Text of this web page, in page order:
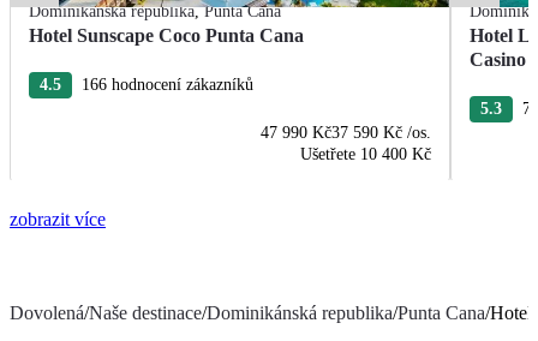
Dominikánská republika,Punta Cana
Hotel Sunscape Coco Punta Cana
4.5 166 hodnocení zákazníků
47 990 Kč37 590 Kč /os.
Ušetřete 10 400 Kč
Hotel
Casino
5.3
zobrazit více
Dovolená/Naše destinace/Dominikánská republika/Punta Cana/Hotel